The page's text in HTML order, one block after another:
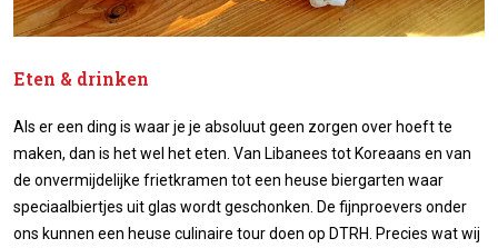
Eten & drinken
Als er een ding is waar je je absoluut geen zorgen over hoeft te
maken, dan is het wel het eten. Van Libanees tot Koreaans en van
de onvermijdelijke frietkramen tot een heuse biergarten waar
speciaalbiertjes uit glas wordt geschonken. De fijnproevers onder
ons kunnen een heuse culinaire tour doen op DTRH. Precies wat wij